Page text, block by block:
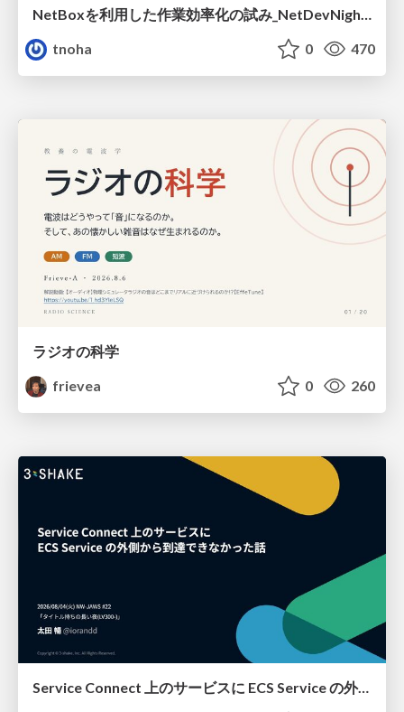
NetBoxを利用した作業効率化の試み_NetDevNight4
tnoha
0 470
ラジオの科学
frievea
0 260
Service Connect 上のサービスに ECS Service の外側から到達できなかった話